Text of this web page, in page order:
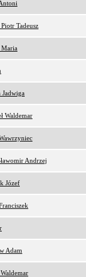
Tadeusz
Maria
Waldemar
Andrzej
Józef
Adam